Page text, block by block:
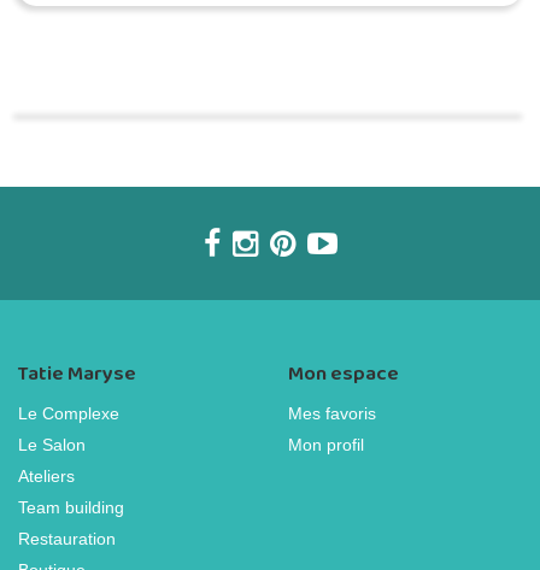
Tatie Maryse
Le Complexe
Le Salon
Ateliers
Team building
Restauration
Mon espace
Mes favoris
Mon profil